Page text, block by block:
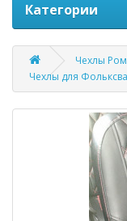
Категории
Чехлы
Чехлы для